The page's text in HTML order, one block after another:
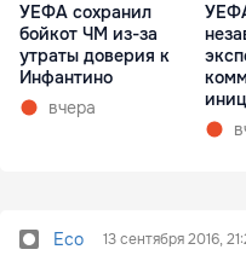
УЕФА сохранил
бойкот ЧМ из-за
утраты доверия к
Инфантино
вчера
Eco 13 сентября 2016,